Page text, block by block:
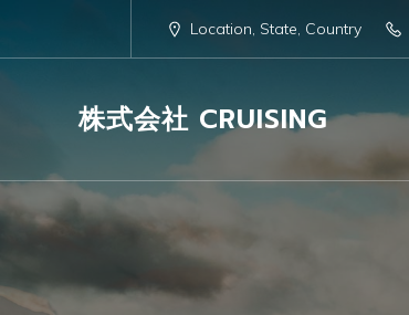
Location, State, Country
株式会社 CRUISING